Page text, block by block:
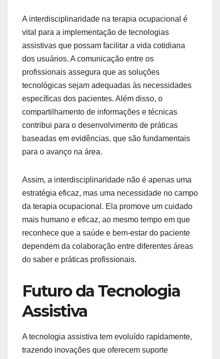
A interdisciplinaridade na terapia ocupacional é
vital para a implementação de tecnologias
assistivas que possam facilitar a vida cotidiana
dos usuários. A comunicação entre os
profissionais assegura que as soluções
tecnológicas sejam adequadas às necessidades
específicas dos pacientes. Além disso, o
compartilhamento de informações e técnicas
contribui para o desenvolvimento de práticas
baseadas em evidências, que são fundamentais
para o avanço na área.
Assim, a interdisciplinaridade não é apenas uma
estratégia eficaz, mas uma necessidade no campo
da terapia ocupacional. Ela promove um cuidado
mais humano e eficaz, ao mesmo tempo em que
reconhece que a saúde e bem-estar do paciente
dependem da colaboração entre diferentes áreas
do saber e práticas profissionais.
Futuro da Tecnologia
Assistiva
A tecnologia assistiva tem evoluído rapidamente,
trazendo inovações que oferecem suporte